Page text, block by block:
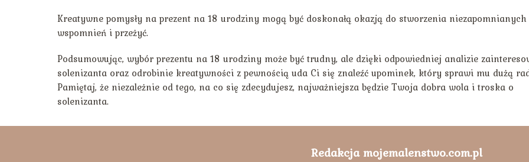
Kreatywne pomysły na prezent na 18 urodziny mogą być doskonałą okazją do stworzenia niezapomnianych
wspomnień i przeżyć.
Podsumowując, wybór prezentu na 18 urodziny może być trudny, ale dzięki odpowiedniej analizie
solenizanta oraz odrobinie kreatywności z pewnością uda Ci się znaleźć upominek, który sprawi mu dużą
Pamiętaj, że niezależnie od tego, na co się zdecydujesz, najważniejsza będzie Twoja dobra wola i troska o
solenizanta.
Redakcja mojemalenstwo.com.pl